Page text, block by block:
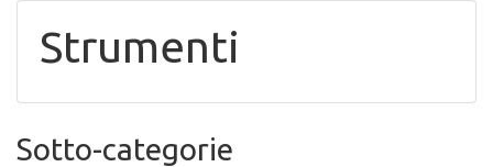
Strumenti
Sotto-categorie